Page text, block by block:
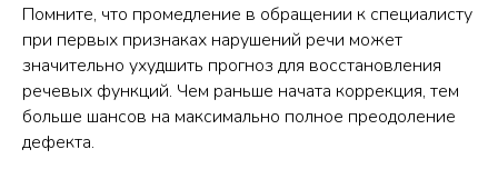
Помните, что промедление в обращении к специалисту
при первых признаках нарушений речи может
значительно ухудшить прогноз для восстановления
речевых функций. Чем раньше начата коррекция, тем
больше шансов на максимально полное преодоление
дефекта.